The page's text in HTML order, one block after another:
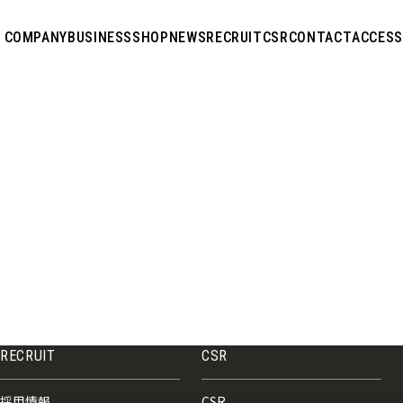
COMPANYBUSINESSSHOPNEWSRECRUITCSRCONTACTACCESS
RECRUIT CSR